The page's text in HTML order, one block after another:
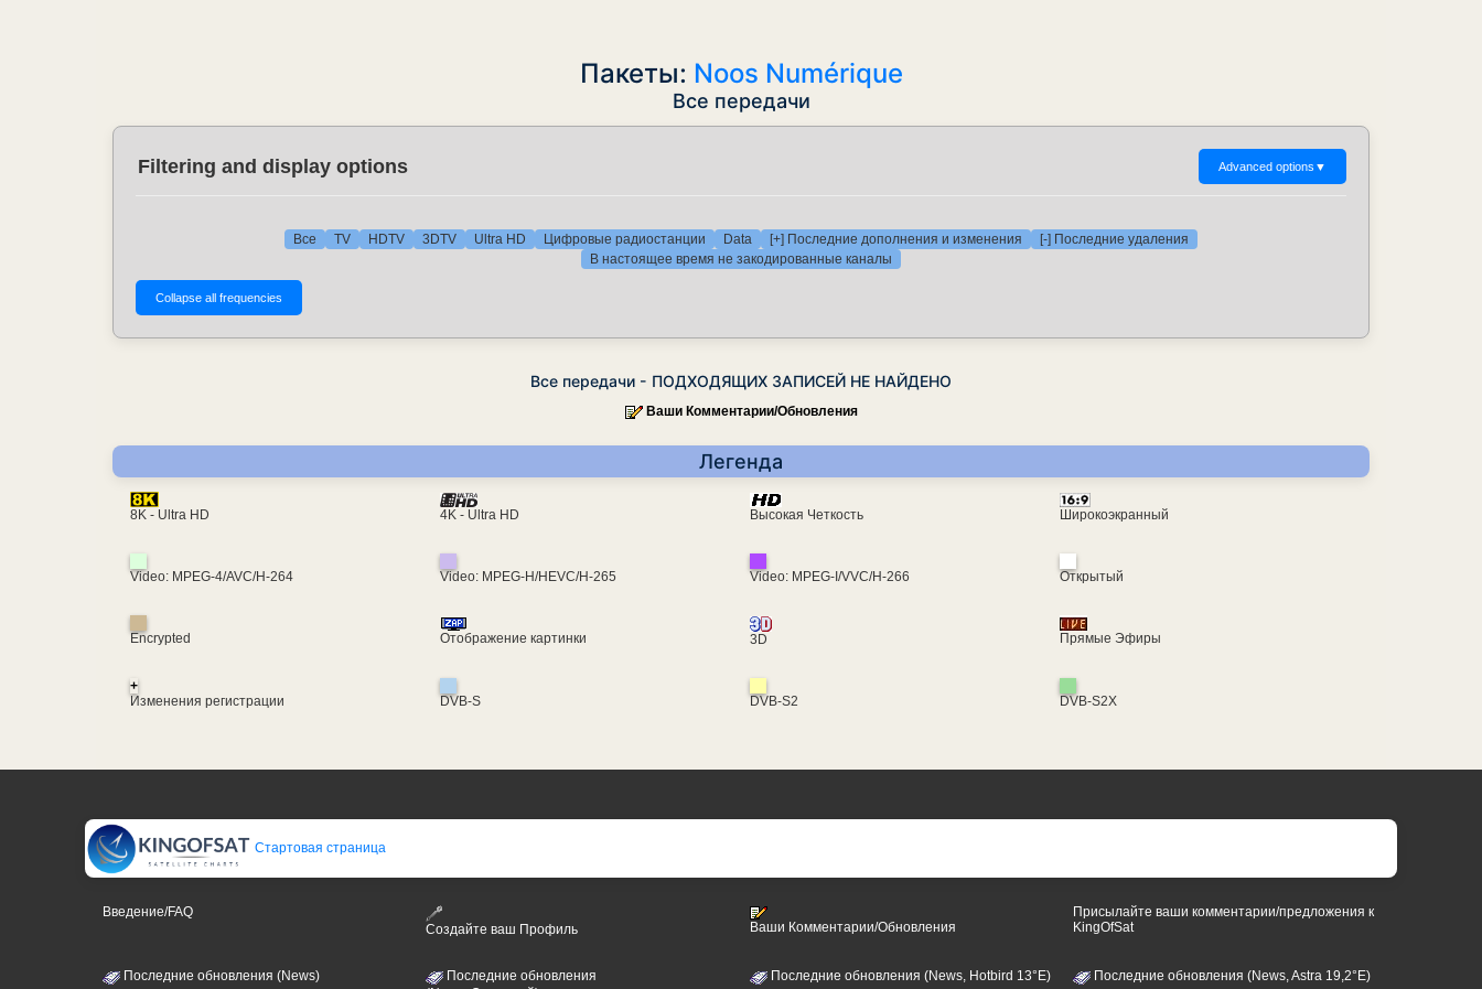
Пакеты: Noos Numérique
Все передачи
Filtering and display options Advanced options ▼
Все TV HDTV 3DTV Ultra HD Цифровые радиостанции Data [+] Последние дополнения и изменения
[-] Последние удаления
В настоящее время не закодированные каналы
Все передачи - ПОДХОДЯЩИХ ЗАПИСЕЙ НЕ НАЙДЕНО
Ваши Комментарии/Обновления
Легенда
8K - Ultra HD 4K - Ultra HD Высокая Четкость Широкоэкранный
Video: MPEG-4/AVC/H-264 Video: MPEG-H/HEVC/H-265 Video: MPEG-I/VVC/H-266 Открытый
Encrypted Отображение картинки 3D Прямые Эфиры
+
Изменения регистрации
DVB-S DVB-S2 DVB-S2X
Стартовая страница
Введение/FAQ
Создайте ваш Профиль
Ваши Комментарии/Обновления
Присылайте ваши комментарии/предложения к
KingOfSat
Последние обновления (News)
Последние обновления
Последние обновления (News, Hotbird 13°E) Последние обновления (News, Astra 19,2°E)